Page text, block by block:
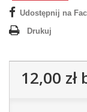
Udostępnij na
Drukuj
12,00 zł